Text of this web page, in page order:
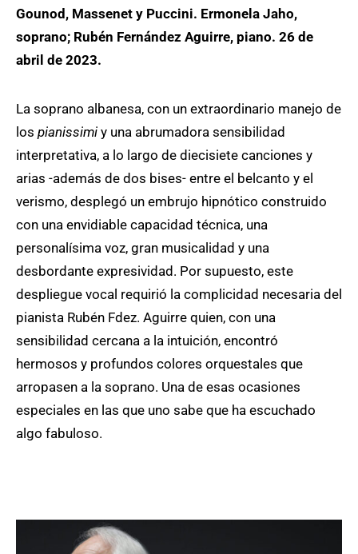
Gounod, Massenet y Puccini. Ermonela Jaho,
soprano; Rubén Fernández Aguirre, piano. 26 de
abril de 2023.
La soprano albanesa, con un extraordinario manejo de
los pianissimi y una abrumadora sensibilidad
interpretativa, a lo largo de diecisiete canciones y
arias -además de dos bises- entre el belcanto y el
verismo, desplegó un embrujo hipnótico construido
con una envidiable capacidad técnica, una
personalísima voz, gran musicalidad y una
desbordante expresividad. Por supuesto, este
despliegue vocal requirió la complicidad necesaria del
pianista Rubén Fdez. Aguirre quien, con una
sensibilidad cercana a la intuición, encontró
hermosos y profundos colores orquestales que
arropasen a la soprano. Una de esas ocasiones
especiales en las que uno sabe que ha escuchado
algo fabuloso.